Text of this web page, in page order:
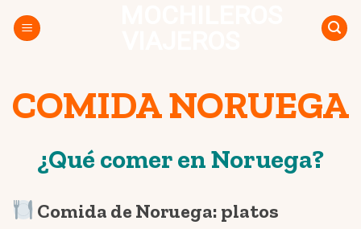
COMIDA NORUEGA
¿Qué comer en Noruega?
Comida de Noruega: platos